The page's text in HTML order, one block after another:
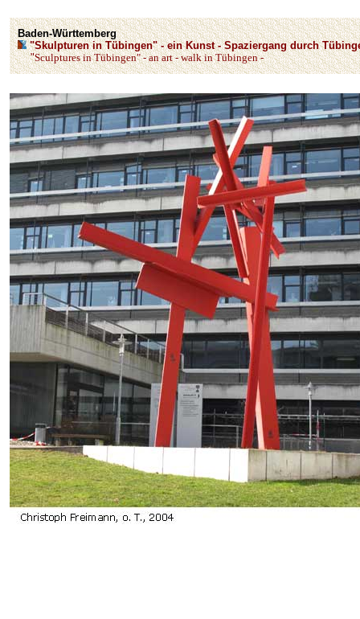
Baden-Württemberg
"Skulpturen in Tübingen" - ein Kunst - Spaziergang durch
"Sculptures in Tübingen" - an art - walk in Tübingen -